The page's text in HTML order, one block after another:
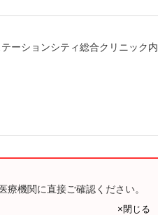
ーションシティ総合クリニック内
機関に直接ご確認ください。
×閉じる